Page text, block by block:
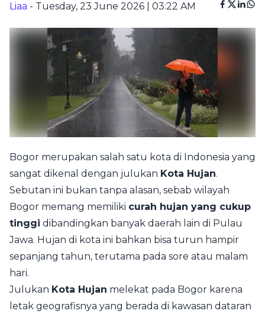
Liaa - Tuesday, 23 June 2026 | 03:22 AM
Bogor merupakan salah satu kota di Indonesia yang
sangat dikenal dengan julukan Kota Hujan.
Sebutan ini bukan tanpa alasan, sebab wilayah
Bogor memang memiliki curah hujan yang cukup
tinggi dibandingkan banyak daerah lain di Pulau
Jawa. Hujan di kota ini bahkan bisa turun hampir
sepanjang tahun, terutama pada sore atau malam
hari.
Julukan Kota Hujan melekat pada Bogor karena
letak geografisnya yang berada di kawasan dataran